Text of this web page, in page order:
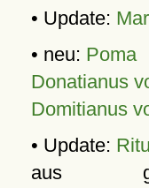
• Update:
• neu: Poma
Donatianus
Domitianus
• Update:
aus